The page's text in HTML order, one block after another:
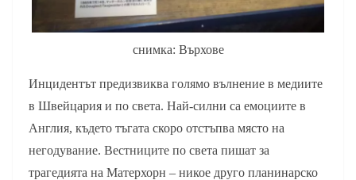
снимка: Върхове
Инцидентът предизвиква голямо вълнение в медиите
в Швейцария и по света. Най-силни са емоциите в
Англия, където тъгата скоро отстъпва място на
негодувание. Вестниците по света пишат за
трагедията на Матерхорн – никое друго планинарско